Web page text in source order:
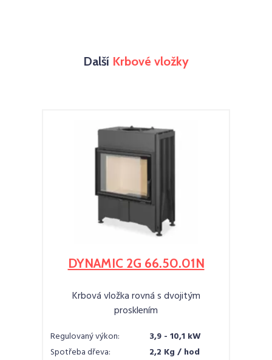
Další Krbové vložky
DYNAMIC 2G 66.50.01N
Krbová vložka rovná s dvojitým
prosklením
Regulovaný výkon:
3,9 - 10,1 kW
Spotřeba dřeva:
2,2 Kg / hod